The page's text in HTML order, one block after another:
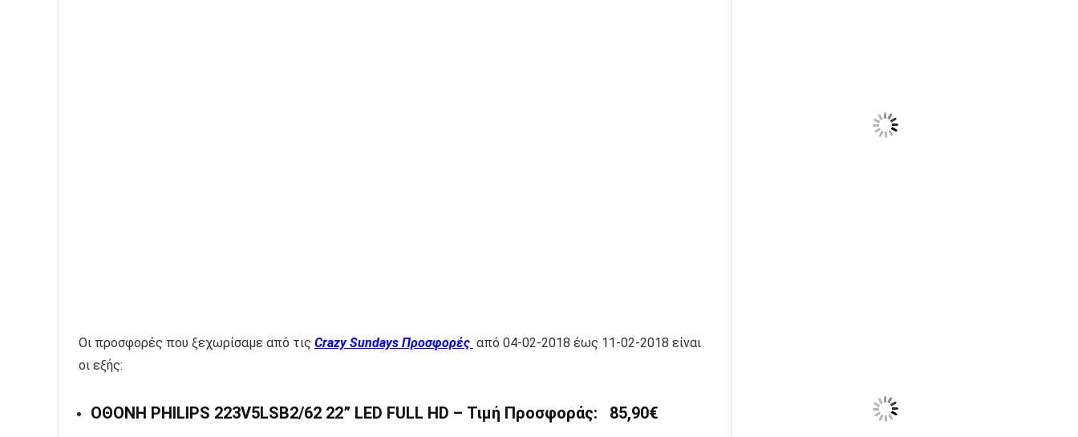
Οι προσφορές που ξεχωρίσαμε από τις Crazy Sundays Προσφορές από 04-02-2018 έως 11-02-2018 είναι
οι εξής:
ΟΘΟΝΗ PHILIPS 223V5LSB2/62 22” LED FULL HD – Τιμή Προσφοράς: 85,90€